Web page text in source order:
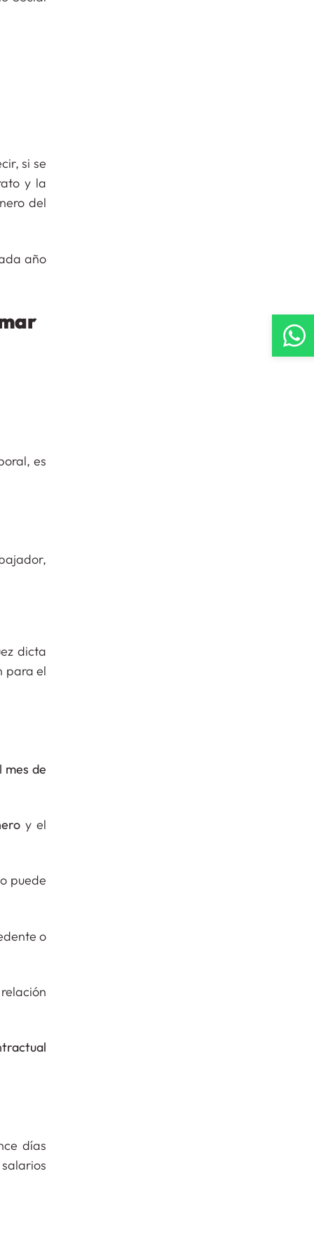
si se
y la
del
año
es
dicta
para el
mes de
y el
puede
o
días